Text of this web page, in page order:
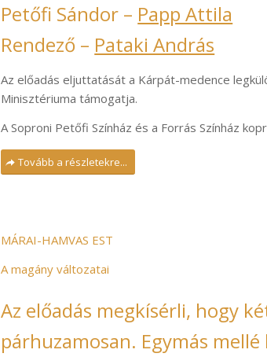
Petőfi Sándor – Papp Attila
Rendező – Pataki András
Az előadás eljuttatását a Kárpát-medence
Minisztériuma támogatja.
A Soproni Petőfi Színház és a Forrás Színház
Tovább a részletekre...
MÁRAI-HAMVAS EST
A magány változatai
Az előadás megkísérli, hogy
párhuzamosan. Egymás